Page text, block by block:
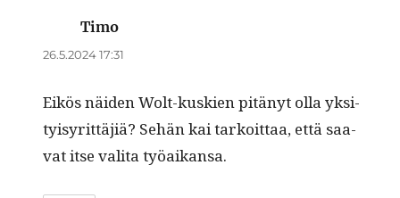
Timo
26.5.2024 17:31
Eikös näi­den Wolt-kuskien pitänyt olla yksi­
ty­isyrit­täjiä? Sehän kai tarkoit­taa, että saa­
vat itse vali­ta työaikansa.